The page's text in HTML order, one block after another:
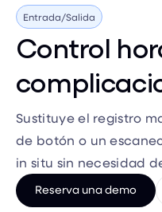
Entrada/Salida
Control
Sustituye el registro
de botón o un
in situ sin necesidad
Reserva una demo